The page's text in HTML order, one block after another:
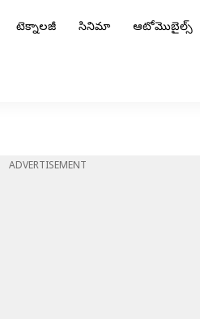
టెక్నాలజీ సినిమా ఆటోమొబైల్స్
ADVERTISEMENT